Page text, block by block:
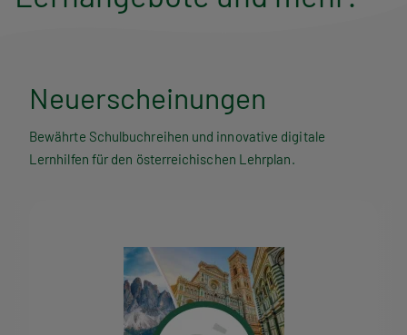
Neuerscheinungen
Bewährte Schulbuchreihen und innovative digitale
Lernhilfen für den österreichischen Lehrplan.